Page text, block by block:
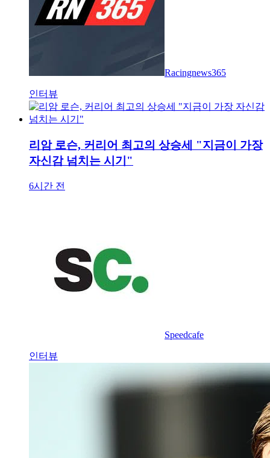
Racingnews365
인터뷰
리암 로슨, 커리어 최고의 상승세 "지금이 가장
자신감 넘치는 시기"
6시간 전
Speedcafe
인터뷰